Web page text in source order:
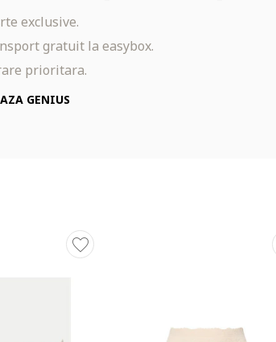
exclusive.
gratuit la easybox.
prioritara.
GENIUS